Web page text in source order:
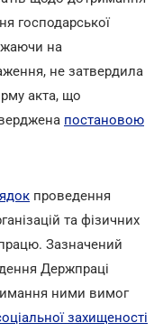
господарської
на
не затвердила
акта, що
постановою
проведення
та фізичних
Зазначений
Держпраці
ними вимог
захищеності